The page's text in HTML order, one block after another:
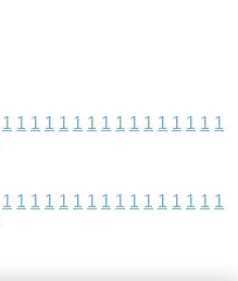
1 1 1 1 1 1 1 1 1 1 1 1 1 1 1 1
1 1 1 1 1 1 1 1 1 1 1 1 1 1 1 1